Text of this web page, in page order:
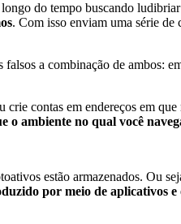
do tempo buscando
. Com isso enviam uma série de
a combinação de
contas em endereços em
o ambiente no qual você
estão armazenados. Ou
por meio de aplicativos